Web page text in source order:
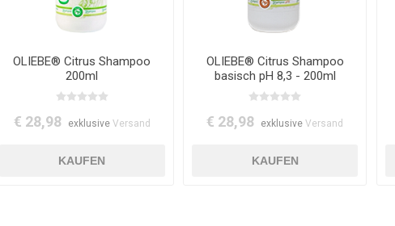
OLIEBE® Citrus Shampoo
200ml
€ 28,98 exklusive Versand
OLIEBE® Citrus Shampoo
basisch pH 8,3 - 200ml
€ 28,98 exklusiveVersand